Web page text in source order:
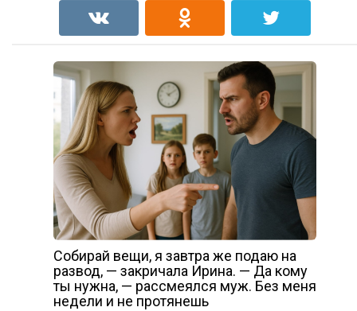
Собирай вещи, я завтра же подаю на
развод, — закричала Ирина. — Да кому
ты нужна, — рассмеялся муж. Без меня
недели и не протянешь